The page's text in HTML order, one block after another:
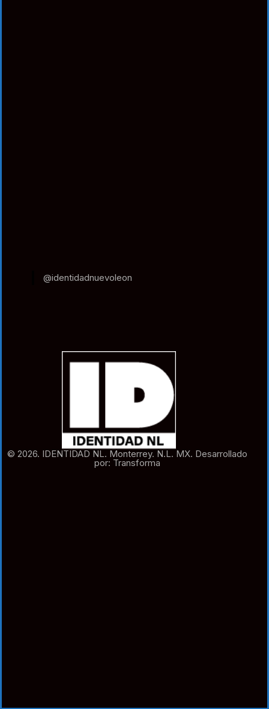
@identidadnuevoleon
© 2026. IDENTIDAD NL. Monterrey. N.L. MX. Desarrollado
por: Transforma